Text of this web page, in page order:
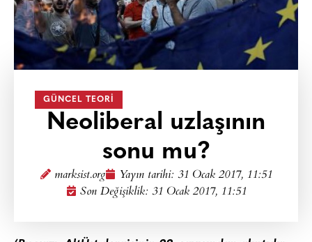
GÜNCEL TEORI
Neoliberal uzlaşının
sonu mu?
marksist.org Yayın tarihi: 31 Ocak 2017, 11:51
Son Değişiklik: 31 Ocak 2017, 11:51